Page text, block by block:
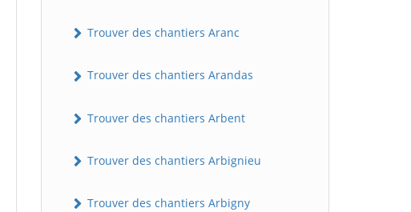
Trouver des chantiers Aranc
Trouver des chantiers Arandas
Trouver des chantiers Arbent
Trouver des chantiers Arbignieu
Trouver des chantiers Arbigny